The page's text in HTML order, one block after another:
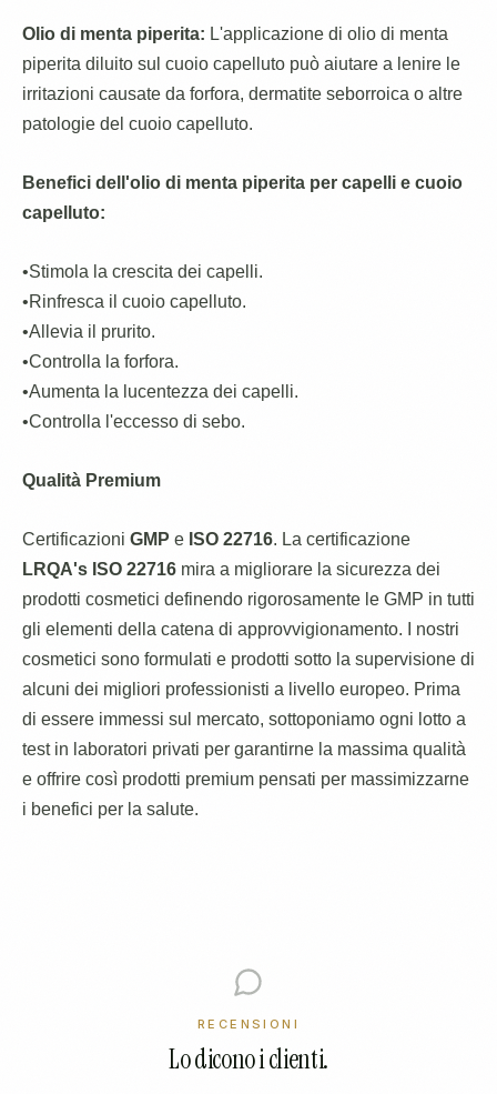
Olio di menta piperita: L'applicazione di olio di menta
piperita diluito sul cuoio capelluto può aiutare a lenire le
irritazioni causate da forfora, dermatite seborroica o altre
patologie del cuoio capelluto.
Benefici dell'olio di menta piperita per capelli e cuoio
capelluto:
•Stimola la crescita dei capelli.
•Rinfresca il cuoio capelluto.
•Allevia il prurito.
•Controlla la forfora.
•Aumenta la lucentezza dei capelli.
•Controlla l'eccesso di sebo.
Qualità Premium
Certificazioni GMP e ISO 22716. La certificazione
LRQA's ISO 22716 mira a migliorare la sicurezza dei
prodotti cosmetici definendo rigorosamente le GMP in tutti
gli elementi della catena di approvvigionamento. I nostri
cosmetici sono formulati e prodotti sotto la supervisione di
alcuni dei migliori professionisti a livello europeo. Prima
di essere immessi sul mercato, sottoponiamo ogni lotto a
test in laboratori privati per garantirne la massima qualità
e offrire così prodotti premium pensati per massimizzarne
i benefici per la salute.
RECENSIONI
Lo dicono i clienti.